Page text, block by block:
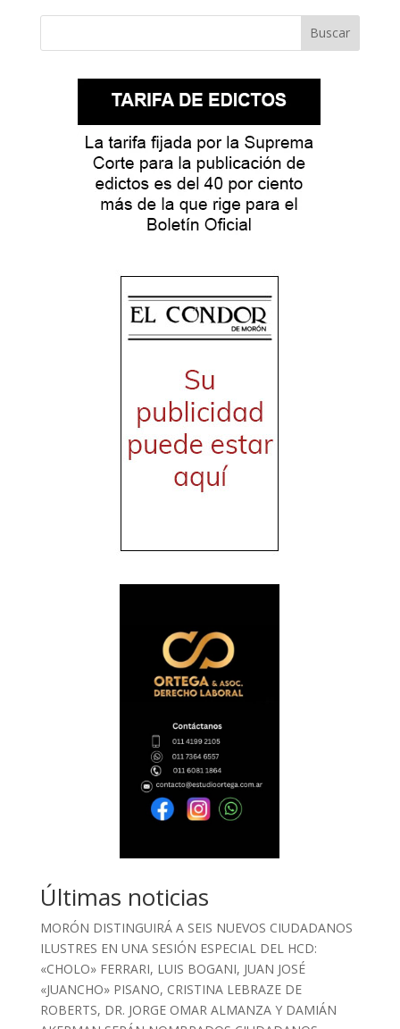
Buscar
Últimas noticias
MORÓN DISTINGUIRÁ A SEIS NUEVOS CIUDADANOS
ILUSTRES EN UNA SESIÓN ESPECIAL DEL HCD:
«CHOLO» FERRARI, LUIS BOGANI, JUAN JOSÉ
«JUANCHO» PISANO, CRISTINA LEBRAZE DE
ROBERTS, DR. JORGE OMAR ALMANZA Y DAMIÁN